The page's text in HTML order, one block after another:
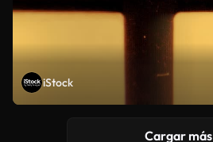
iStock
Cargar más